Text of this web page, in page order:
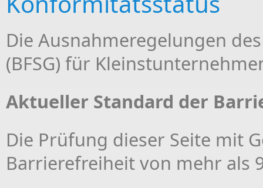
Die Ausnahmeregelungen
(BFSG) für
Aktueller Standard der
Die Prüfung dieser Seite mit
Barrierefreiheit von mehr als